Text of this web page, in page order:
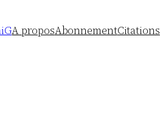
A proposAbonnementCitations